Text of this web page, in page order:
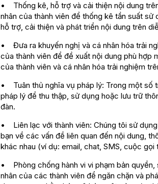
• Thống kê, hỗ trợ và cải thiện nội dung
nhân của thành viên để thống kê tần suất
hỗ trợ, cải thiện và phát triển nội dung trên
• Đưa ra khuyến nghị và cá nhân hóa trải
của thành viên để đề xuất nội dung phù hợp
của thành viên và cá nhân hóa trải nghiệm
• Tuân thủ nghĩa vụ pháp lý: Trong một số
pháp lý để thu thập, sử dụng hoặc lưu trữ
đàn.
• Liên lạc với thành viên: Chúng tôi sử
bạn về các vấn đề liên quan đến nội dung,
khác nhau (ví dụ: email, chat, SMS, cuộc
• Phòng chống hành vi vi phạm bản
nhân của các thành viên để ngăn chặn và